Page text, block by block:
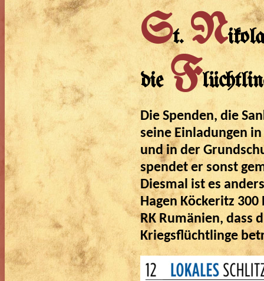
St.N
die F
Die Spenden, die
seine Einladungen
und in der
spendet er sonst
Diesmal ist es
Hagen Köckeritz
RK Rumänien, dass
Kriegsflüchtlinge